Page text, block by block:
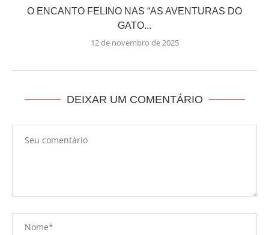
O ENCANTO FELINO NAS “AS AVENTURAS DO
GATO...
12 de novembro de 2025
DEIXAR UM COMENTÁRIO